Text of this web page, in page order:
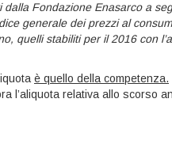
Fondazione Enasarco a
generale dei prezzi al
quelli stabiliti per il 2016 con
è quello della competenza.
l’aliquota relativa allo scorso